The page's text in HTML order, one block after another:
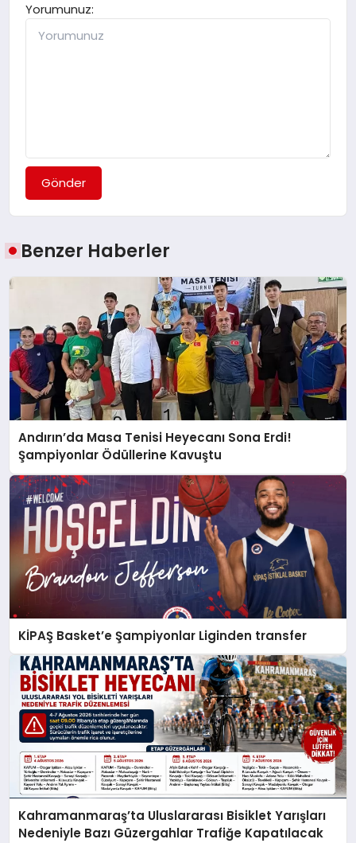
Yorumunuz:
Gönder
Benzer Haberler
Andırın’da Masa Tenisi Heyecanı Sona Erdi!
Şampiyonlar Ödüllerine Kavuştu
KİPAŞ Basket’e Şampiyonlar Liginden transfer
Kahramanmaraş’ta Uluslararası Bisiklet Yarışları
Nedeniyle Bazı Güzergahlar Trafiğe Kapatılacak